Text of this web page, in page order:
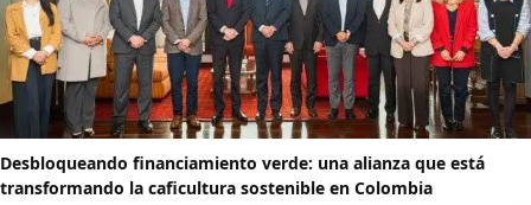
Desbloqueando financiamiento verde: una alianza que está
transformando la caficultura sostenible en Colombia